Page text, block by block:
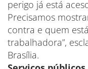
perigo já está
Precisamos
contra e quem
trabalhadora”,
Brasília.